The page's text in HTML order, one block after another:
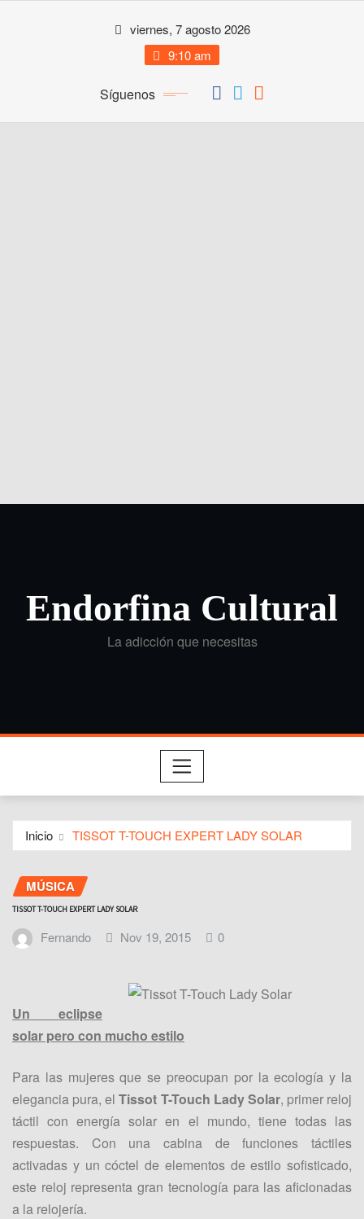
viernes, 7 agosto 2026
9:10 am
Síguenos
Endorfina Cultural
La adicción que necesitas
Inicio TISSOT T-TOUCH EXPERT LADY SOLAR
MÚSICA
TISSOT T-TOUCH EXPERT LADY SOLAR
Fernando Nov 19, 2015 0
Un eclipse
solar pero con mucho estilo
Para las mujeres que se preocupan por la ecología y la
elegancia pura, elTissot T-Touch Lady Solar, primer reloj
táctil con energía solar en el mundo, tiene todas las
respuestas. Con una cabina de funciones táctiles
activadas y un cóctel de elementos de estilo sofisticado,
este reloj representa gran tecnología para las aficionadas
a la relojería.